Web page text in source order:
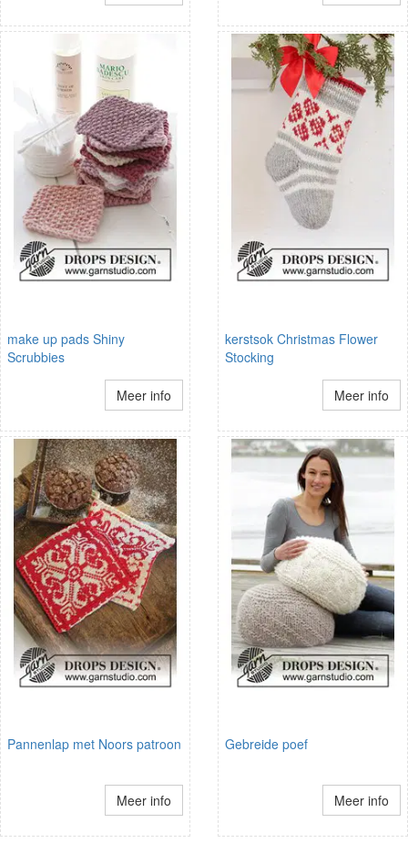
make up pads Shiny
Scrubbies
Meer info
kerstsok Christmas Flower
Stocking
Meer info
Pannenlap met Noors patroon
Meer info
Gebreide poef
Meer info